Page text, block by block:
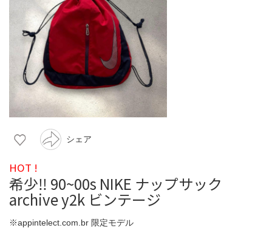
シェア
HOT !
希少‼️ 90~00s NIKE ナップサック
archive y2k ビンテージ
※appintelect.com.br 限定モデル